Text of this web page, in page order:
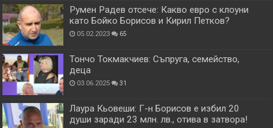
Румен Радев отсече: Какво евро с клоуни
като Бойко Борисов и Кирил Петков?
05.02.2023 65
Тончо Токмакчиев: Съпруга, семейство,
деца
03.06.2025 31
Лаура Кьовеши: Г-н Борисов е избил 20
души заради 23 млн. лв., отива в затвора!